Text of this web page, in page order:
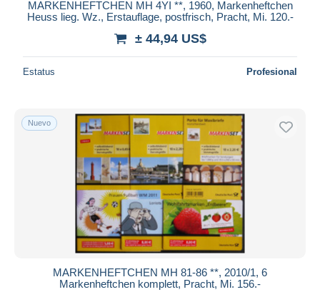
MARKENHEFTCHEN MH 4YI **, 1960, Markenheftchen
Heuss lieg. Wz., Erstauflage, postfrisch, Pracht, Mi. 120.-
± 44,94 US$
Estatus Profesional
Nuevo
MARKENHEFTCHEN MH 81-86 **, 2010/1, 6
Markenheftchen komplett, Pracht, Mi. 156.-